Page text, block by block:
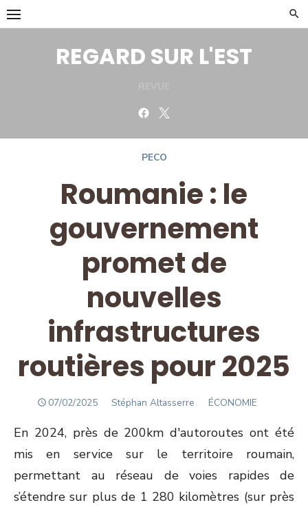
Skip
to
REGARD SUR L'EST
Facebook
PECO
Roumanie : le
gouvernement
promet de
nouvelles
infrastructures
routières pour 2025
POSTED
07/02/2025 Author
Stéphan Altasserre ÉCONOMIE
En 2024, près de 200km d'autoroutes ont été
mis en service sur le territoire roumain,
permettant au réseau de voies rapides de
s’étendre sur plus de 1 280 kilomètres (sur près